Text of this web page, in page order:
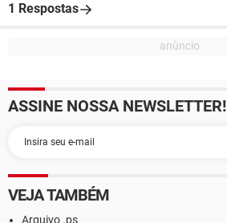
1 Respostas
ASSINE NOSSA NEWSLETTER!
VEJA TAMBÉM
Arquivo .ps